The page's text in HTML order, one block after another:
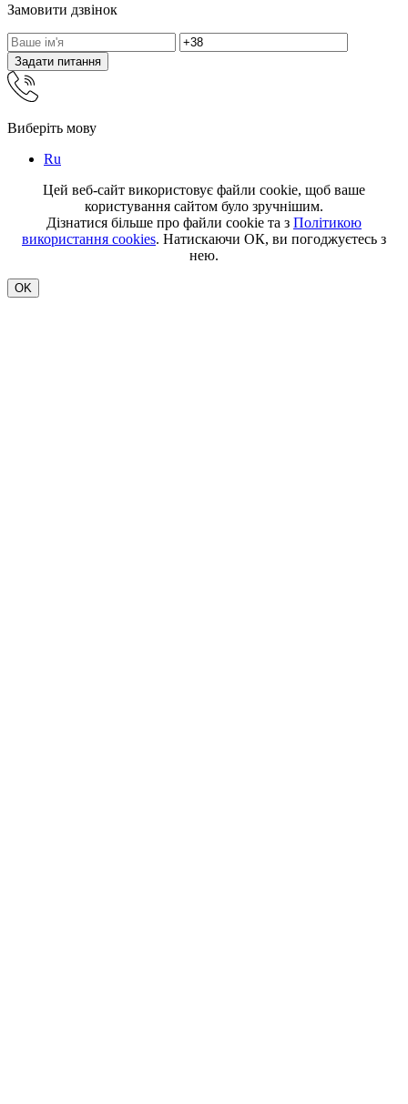
Замовити дзвінок
Задати питання
Виберіть мову
Ru
Цей веб-сайт використовує файли cookie, щоб ваше
користування сайтом було зручнішим.
Дізнатися більше про файли cookie та з Політикою
використання cookies. Натискаючи ОК, ви погоджуєтесь з
нею.
OK